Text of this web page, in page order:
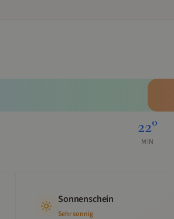
22°
MIN
Sonnenschein
Sehr sonnig